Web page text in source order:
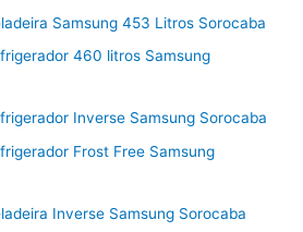
Samsung 453 Litros Sorocaba
460 litros Samsung
Inverse Samsung Sorocaba
Frost Free Samsung
Inverse Samsung Sorocaba